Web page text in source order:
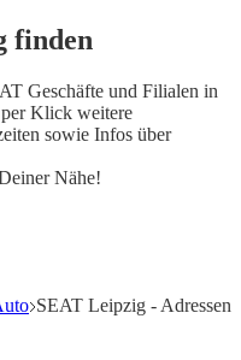
finden
Geschäfte und Filialen in
Klick weitere
sowie Infos über
Nähe!
SEAT Leipzig - Adressen